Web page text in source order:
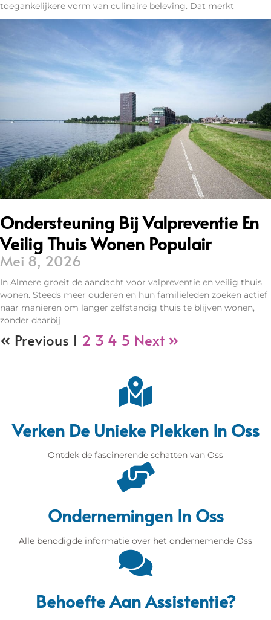
toegankelijkere vorm van culinaire beleving. Dat merkt
Ondersteuning Bij Valpreventie En
Veilig Thuis Wonen Populair
Mei 8, 2026
In Almere groeit de aandacht voor valpreventie en veilig thuis
wonen. Steeds meer ouderen en hun familieleden zoeken actief
naar manieren om langer zelfstandig thuis te blijven wonen,
zonder daarbij
« Previous 1 2 3 4 5 Next »
Verken De Unieke Plekken In Oss
Ontdek de fascinerende schatten van Oss
Ondernemingen In Oss
Alle benodigde informatie over het ondernemende Oss
Behoefte Aan Assistentie?